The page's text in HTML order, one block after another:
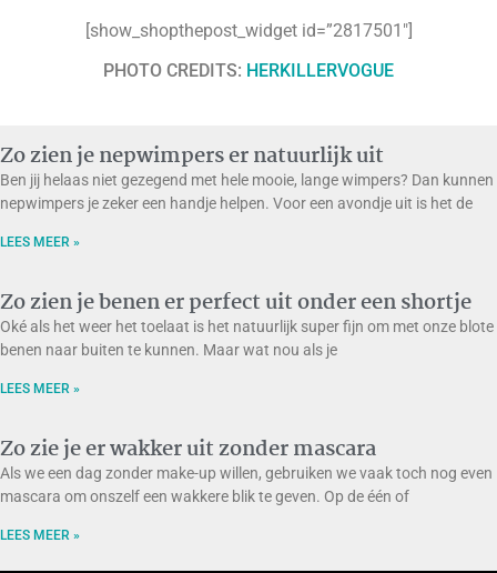
[show_shopthepost_widget id=”2817501″]
PHOTO CREDITS: HERKILLERVOGUE
Zo zien je nepwimpers er natuurlijk uit
Ben jij helaas niet gezegend met hele mooie, lange wimpers? Dan kunnen
nepwimpers je zeker een handje helpen. Voor een avondje uit is het de
LEES MEER »
Zo zien je benen er perfect uit onder een shortje
Oké als het weer het toelaat is het natuurlijk super fijn om met onze blote
benen naar buiten te kunnen. Maar wat nou als je
LEES MEER »
Zo zie je er wakker uit zonder mascara
Als we een dag zonder make-up willen, gebruiken we vaak toch nog even
mascara om onszelf een wakkere blik te geven. Op de één of
LEES MEER »